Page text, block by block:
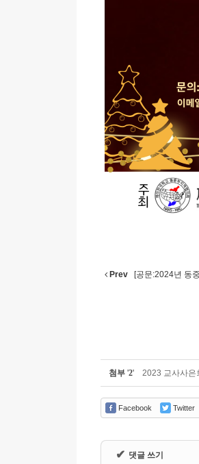
Prev [공문:2024년 동
첨부 '2' 2023 교사사은
Facebook Twitter
✔ 댓글 쓰기